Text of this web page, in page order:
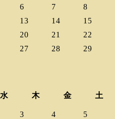
6 7
8
13 14
15
20 21
22
27 28
29
水 木 金 土
3 4
5